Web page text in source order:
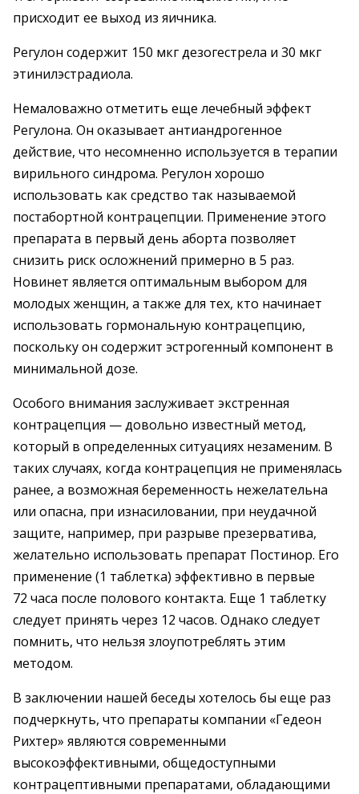
присходит ее выход из яичника.
Регулон содержит 150 мкг дезогестрела и 30 мкг
этинилэстрадиола.
Немаловажно отметить еще лечебный эффект
Регулона. Он оказывает антиандрогенное
действие, что несомненно используется в терапии
вирильного синдрома. Регулон хорошо
использовать как средство так называемой
постабортной контрацепции. Применение этого
препарата в первый день аборта позволяет
снизить риск осложнений примерно в 5 раз.
Новинет является оптимальным выбором для
молодых женщин, а также для тех, кто начинает
использовать гормональную контрацепцию,
поскольку он содержит эстрогенный компонент в
минимальной дозе.
Особого внимания заслуживает экстренная
контрацепция — довольно известный метод,
который в определенных ситуациях незаменим. В
таких случаях, когда контрацепция не применялась
ранее, а возможная беременность нежелательна
или опасна, при изнасиловании, при неудачной
защите, например, при разрыве презерватива,
желательно использовать препарат Постинор. Его
применение (1 таблетка) эффективно в первые
72 часа после полового контакта. Еще 1 таблетку
следует принять через 12 часов. Однако следует
помнить, что нельзя злоупотреблять этим
методом.
В заключении нашей беседы хотелось бы еще раз
подчеркнуть, что препараты компании «Гедеон
Рихтер» являются современными
высокоэффективными, общедоступными
контрацептивными препаратами, обладающими